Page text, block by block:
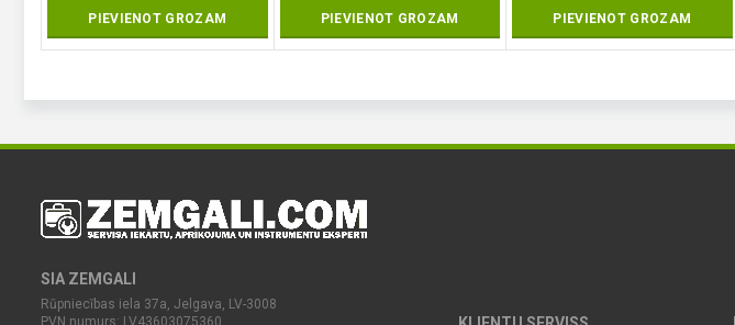
PIEVIENOT GROZAM PIEVIENOT GROZAM PIEVIENOT GROZAM
SIA ZEMGALI
Rūpniecības iela 37a, Jelgava, LV-3008
PVN numurs: LV43603075360